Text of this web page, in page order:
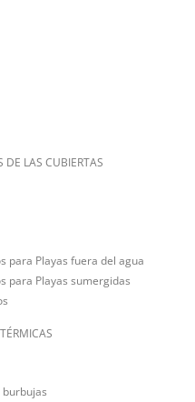
DE LAS CUBIERTAS
para Playas fuera del agua
para Playas sumergidas